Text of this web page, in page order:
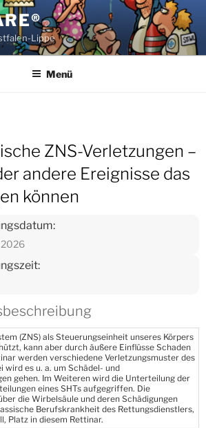
Lippe
Menü
ZNS-Verletzungen –
andere Ereignisse das
können
2026
(ZNS) als Steuerungseinheit unseres Körpers
kann aber durch äußere Einflüsse Schaden
werden verschiedene Verletzungsmuster des
wird es u. a. um Schädel- und
gehen. Im Weiteren wird die Unterteilung der
eines SHTs aufgegriffen. Die
die Wirbelsäule und deren Schädigungen
Berufskrankheit des Rettungsdienstlers,
Platz in diesem Rettinar.